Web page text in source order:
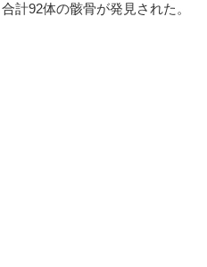
計92体の骸骨が発見された。